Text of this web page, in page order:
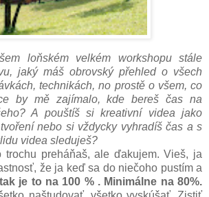
loňském velkém workshopu stále
jaký máš obrovský přehled o všech
technikách, no prostě o všem, co
by mě zajímalo, kde bereš čas na
A pouštíš si kreativní videa jako
nebo si vždycky vyhradíš čas a s
videa sleduješ?
trochu preháňaš, ale ďakujem. Vieš, ja
že ja keď sa do niečoho pustím a
tak je to na 100 % . Minimálne na 80%.